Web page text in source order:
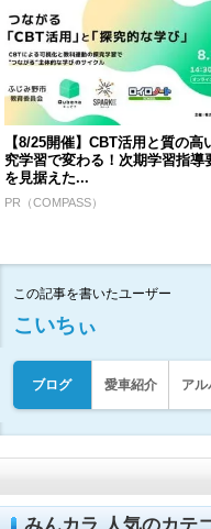
【8/25開催】CBT活用と質の高
究学習で変わる！次期学習指導
を見据えた...
PR（COMPASS）
この記事を書いたユーザー
こいちぃ
ブログ 愛車紹介 アル